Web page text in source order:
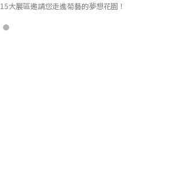
15大展區邀請您走進菊藝的夢想花園！